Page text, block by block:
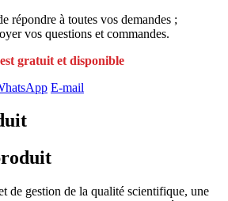
répondre à toutes vos demandes ;
vos questions et commandes.
gratuit et disponible
E-mail
de gestion de la qualité scientifique, une